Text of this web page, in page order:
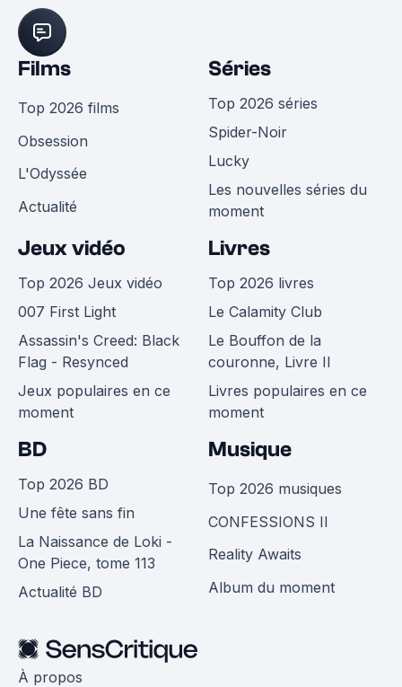
Films
Top 2026 films
Obsession
L'Odyssée
Actualité
Séries
Top 2026 séries
Spider-Noir
Lucky
Les nouvelles séries du
moment
Jeux vidéo
Top 2026 Jeux vidéo
007 First Light
Assassin's Creed: Black
Flag - Resynced
Jeux populaires en ce
moment
Livres
Top 2026 livres
Le Calamity Club
Le Bouffon de la
couronne, Livre II
Livres populaires en ce
moment
BD
Top 2026 BD
Une fête sans fin
La Naissance de Loki -
One Piece, tome 113
Actualité BD
Musique
Top 2026 musiques
CONFESSIONS II
Reality Awaits
Album du moment
À propos